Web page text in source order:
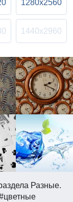
Разные.
1280x2560
1440x2960